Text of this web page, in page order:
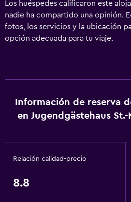
Los huéspedes calificaron este
nadie ha compartido una opinión.
fotos, los servicios y la ubicación
opción adecuada para tu viaje.
Información de reserva
en Jugendgästehaus St.-
Relación calidad-precio
8.8